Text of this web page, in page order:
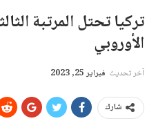
تركيا تحتل المرتبة
الأوروبي
آخر تحديث فبراير 25, 2023
شارك